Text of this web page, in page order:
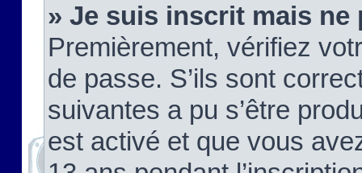
» Je suis inscrit mais ne
Premièrement, vérifiez
de passe. S’ils sont
suivantes a pu s’être
est activé et que vous